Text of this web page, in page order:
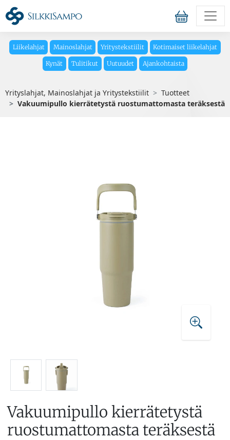
Liikelahjat Mainoslahjat Yritystekstiilit Kotimaiset liikelahjat
Kynät Tulitikut Uutuudet Ajankohtaista
Yrityslahjat, Mainoslahjat ja Yritystekstiilit
Tuotteet
Vakuumipullo kierrätetystä ruostumattomasta teräksestä
Vakuumipullo kierrätetystä
ruostumattomasta teräksestä